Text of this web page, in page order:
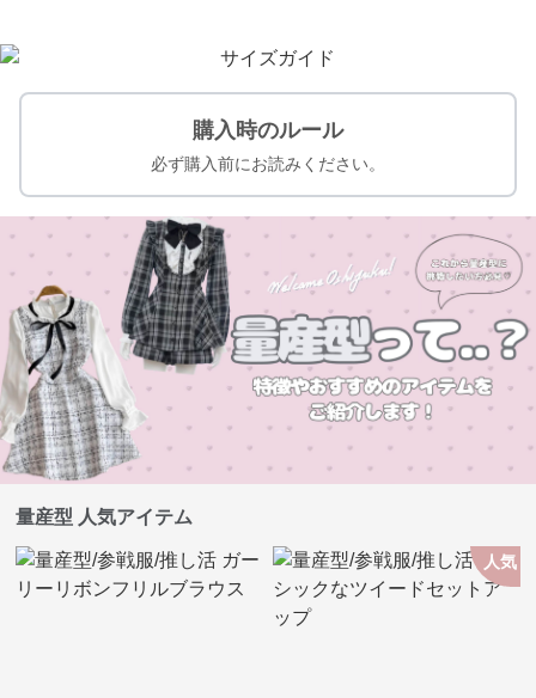
購入時のルール
必ず購入前にお読みください。
量産型 人気アイテム
人気